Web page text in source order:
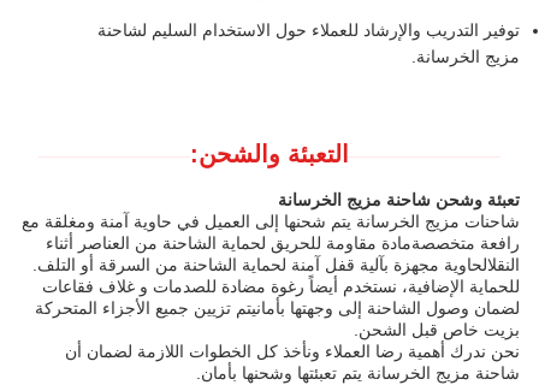
توفير التدريب والإرشاد للعملاء حول الاستخدام السليم لشاحنة
مزيج الخرسانة.
التعبئة والشحن:
تعبئة وشحن شاحنة مزيج الخرسانة
شاحنات مزيج الخرسانة يتم شحنها إلى العميل في حاوية آمنة ومغلقة مع
رافعة متخصصةمادة مقاومة للحريق لحماية الشاحنة من العناصر أثناء
النقلالحاوية مجهزة بآلية قفل آمنة لحماية الشاحنة من السرقة أو التلف.
للحماية الإضافية، نستخدم أيضاً رغوة مضادة للصدمات و غلاف فقاعات
لضمان وصول الشاحنة إلى وجهتها بأمانيتم تزيين جميع الأجزاء المتحركة
بزيت خاص قبل الشحن.
نحن ندرك أهمية رضا العملاء ونأخذ كل الخطوات اللازمة لضمان أن
شاحنة مزيج الخرسانة يتم تعبئتها وشحنها بأمان.